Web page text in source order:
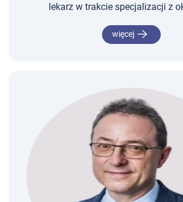
lekarz w trakcie specjalizacji z
więcej